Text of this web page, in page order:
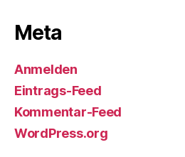
Meta
Anmelden
Eintrags-Feed
Kommentar-Feed
WordPress.org